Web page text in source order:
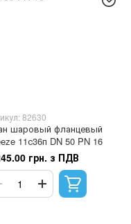
82630
шаровый фланцевый
11с36п DN 50 PN 16
грн. з ПДВ